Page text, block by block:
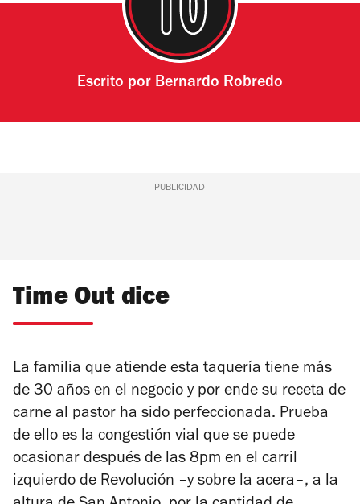
Escrito por Bernardo Robredo
PUBLICIDAD
Time Out dice
La familia que atiende esta taquería tiene más
de 30 años en el negocio y por ende su receta de
carne al pastor ha sido perfeccionada. Prueba
de ello es la congestión vial que se puede
ocasionar después de las 8pm en el carril
izquierdo de Revolución –y sobre la acera–, a la